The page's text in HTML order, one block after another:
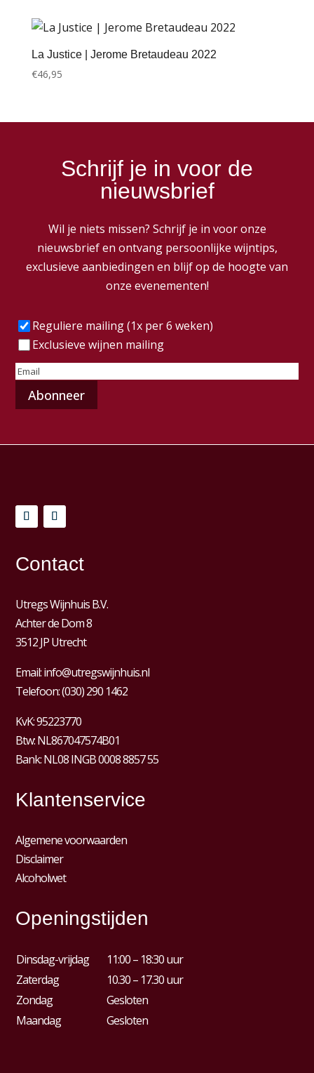
La Justice | Jerome Bretaudeau 2022
€46,95
Schrijf je in voor de
nieuwsbrief
Wil je niets missen? Schrijf je in voor onze
nieuwsbrief en ontvang persoonlijke wijntips,
exclusieve aanbiedingen en blijf op de hoogte van
onze evenementen!
Frequentie(Vereist)
Reguliere mailing (1x per 6 weken)
Exclusieve wijnen mailing
E-
mailadres(Vereist)
Contact
Utregs Wijnhuis B.V.
Achter de Dom 8
3512 JP Utrecht
Email:info@utregswijnhuis.nl
Telefoon:(030) 290 1462
KvK:95223770
Btw:NL867047574B01
Bank: NL08 INGB 0008 8857 55
Klantenservice
Algemene voorwaarden
Disclaimer
Alcoholwet
Openingstijden
Dinsdag-vrijdag
11:00 – 18:30 uur
Zaterdag
10.30 – 17.30 uur
Zondag
Gesloten
Maandag
Gesloten